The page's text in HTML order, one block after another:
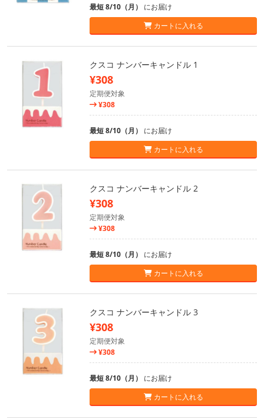
最短 8/10（月） にお届け
カートに入れる
クスコ ナンバーキャンドル 1
¥308
定期便対象
¥308
最短 8/10（月） にお届け
カートに入れる
クスコ ナンバーキャンドル 2
¥308
定期便対象
¥308
最短 8/10（月） にお届け
カートに入れる
クスコ ナンバーキャンドル 3
¥308
定期便対象
¥308
最短 8/10（月） にお届け
カートに入れる